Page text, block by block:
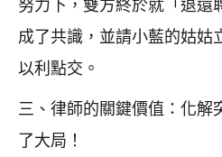
努力下，雙方終於就「退還
成了共識，並請小藍的姑姑
以利點交。
三、律師的關鍵價值：化解
了大局！